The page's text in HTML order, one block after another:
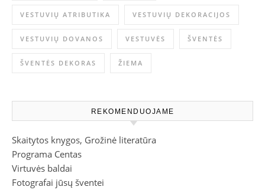
VESTUVIŲ ATRIBUTIKA VESTUVIŲ DEKORACIJOS
VESTUVIŲ DOVANOS VESTUVĖS ŠVENTĖS
ŠVENTĖS DEKORAS ŽIEMA
REKOMENDUOJAME
Skaitytos knygos, Grožinė literatūra
Programa Centas
Virtuvės baldai
Fotografai jūsų šventei